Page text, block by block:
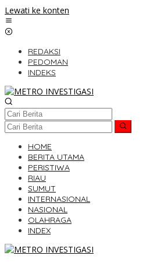
Lewati ke konten
REDAKSI
PEDOMAN
INDEKS
HOME
BERITA UTAMA
PERISTIWA
RIAU
SUMUT
INTERNASIONAL
NASIONAL
OLAHRAGA
INDEX